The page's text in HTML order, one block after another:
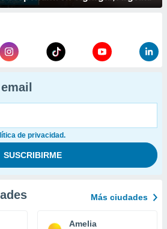
de privacidad.
Más ciudades
Amelia